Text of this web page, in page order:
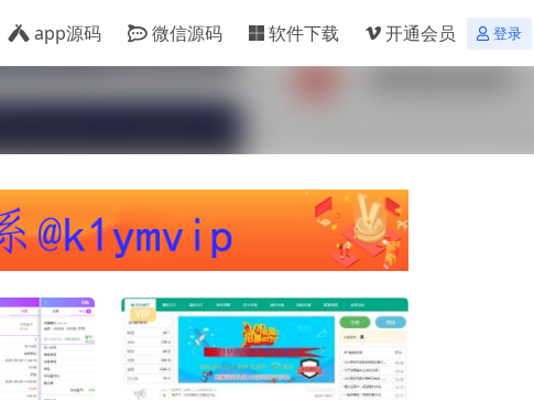
app源码 微信源码 软件下载 开通会员 登录
VIP